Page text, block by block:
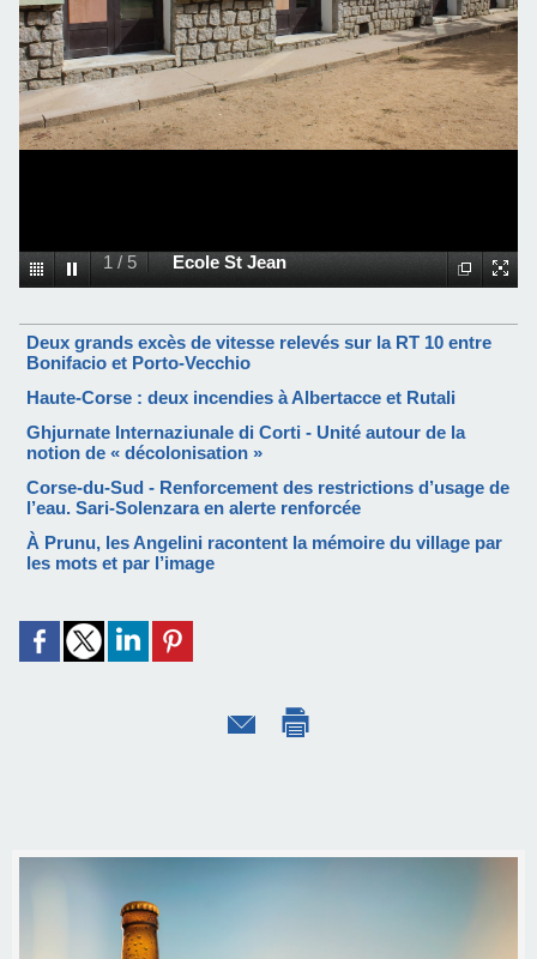
1 / 5 Ecole St Jean
Deux grands excès de vitesse relevés sur la RT 10 entre
Bonifacio et Porto-Vecchio
Haute-Corse : deux incendies à Albertacce et Rutali
Ghjurnate Internaziunale di Corti - Unité autour de la
notion de « décolonisation »
Corse-du-Sud - Renforcement des restrictions d’usage de
l’eau. Sari-Solenzara en alerte renforcée
À Prunu, les Angelini racontent la mémoire du village par
les mots et par l’image